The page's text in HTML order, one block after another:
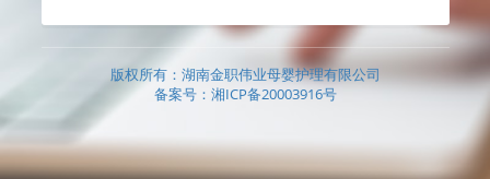
版权所有：湖南金职伟业母婴护理有限公司
备案号：湘ICP备20003916号